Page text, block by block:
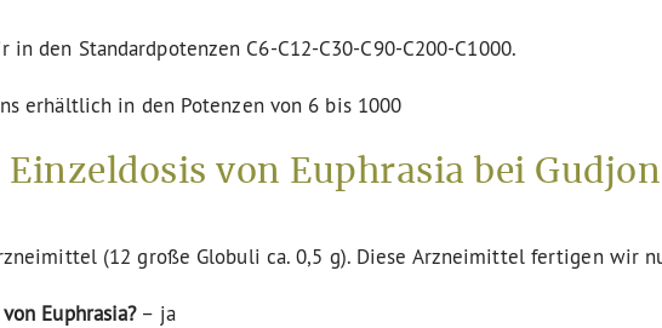
den Standardpotenzen C6-C12-C30-C90-C200-C1000.
erhältlich in den Potenzen von 6 bis 1000
von Euphrasia bei
(12 große Globuli ca. 0,5 g). Diese Arzneimittel fertigen wir
Euphrasia?– ja